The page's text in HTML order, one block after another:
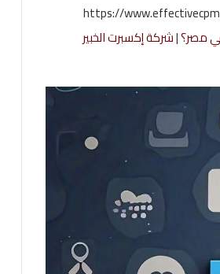
https://
|شركة إكسبرت الخبير